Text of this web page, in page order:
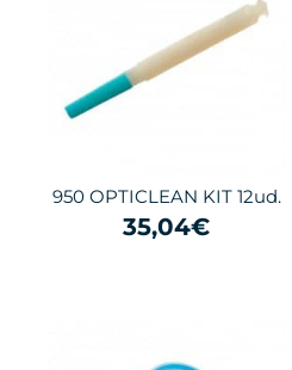
950 OPTICLEAN KIT 12ud.
35,04€